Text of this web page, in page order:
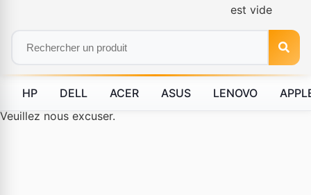
est vide
HP DELL ACER ASUS LENOVO
Le produit #BLD--12232 n'est plus disponible à la vente.
Veuillez nous excuser.